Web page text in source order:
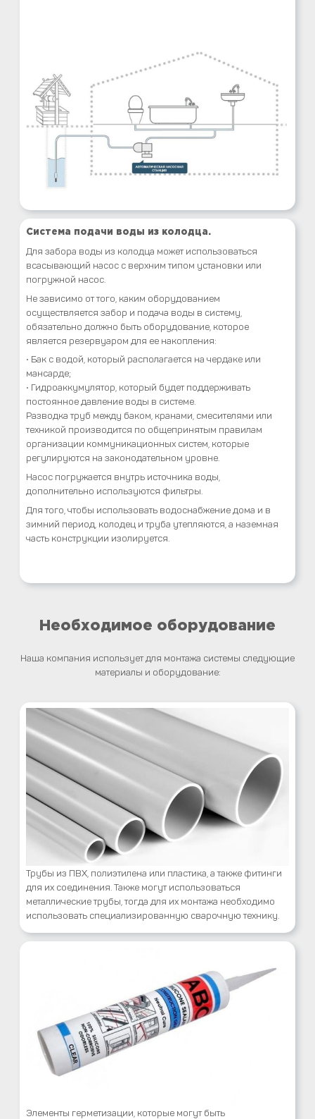
Система подачи воды из колодца.
Для забора воды из колодца может использоваться
всасывающий насос с верхним типом установки или
погружной насос.
Не зависимо от того, каким оборудованием
осуществляется забор и подача воды в систему,
обязательно должно быть оборудование, которое
является резервуаром для ее накопления:
• Бак с водой, который располагается на чердаке или
мансарде;
• Гидроаккумулятор, который будет поддерживать
постоянное давление воды в системе.
Разводка труб между баком, кранами, смесителями или
техникой производится по общепринятым правилам
организации коммуникационных систем, которые
регулируются на законодательном уровне.
Насос погружается внутрь источника воды,
дополнительно используются фильтры.
Для того, чтобы использовать водоснабжение дома и в
зимний период, колодец и труба утепляются, а наземная
часть конструкции изолируется.
Необходимое оборудование
Наша компания использует для монтажа системы следующие
материалы и оборудование:
Трубы из ПВХ, полиэтилена или пластика, а также фитинги
для их соединения. Также могут использоваться
металлические трубы, тогда для их монтажа необходимо
использовать специализированную сварочную технику.
Элементы герметизации, которые могут быть